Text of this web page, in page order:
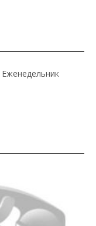
Еженедельник